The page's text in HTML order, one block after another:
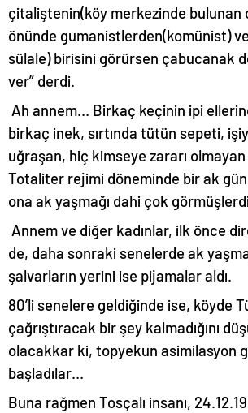
çitaliştenin(köy merkezinde bulunan
önünde gumanistlerden(komünist)
sülale) birisini görürsen çabucanak
ver” derdi.
Ah annem… Birkaç keçinin ipi
birkaç inek, sırtında tütün sepeti,
uğraşan, hiç kimseye zararı
Totaliter rejimi döneminde bir ak
ona ak yaşmağı dahi çok
Annem ve diğer kadınlar, ilk önce
de, daha sonraki senelerde ak
şalvarların yerini ise pijamalar aldı.
80’li senelere geldiğinde ise, köyde
çağrıştıracak bir şey kalmadığını
olacakkar ki, topyekun asimilasyon
başladılar…
Buna rağmen Tosçalı insanı,